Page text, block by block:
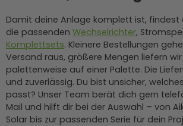
Damit deine Anlage komplett ist, findest
die passenden Wechselrichter,
Komplettsets. Kleinere Bestellungen
Versand raus, größere Mengen liefern
palettenweise auf einer Palette. Die
und zuverlässig. Du bist unsicher,
passt? Unser Team berät dich gern
Mail und hilft dir bei der Auswahl – von
Solar bis zur passenden Serie für dein